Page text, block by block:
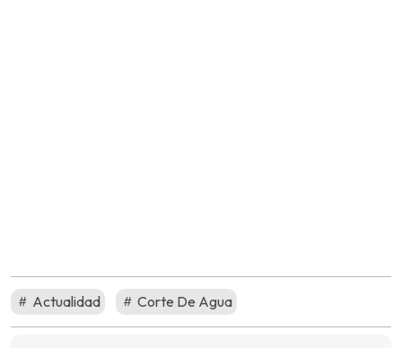
Actualidad Corte De Agua